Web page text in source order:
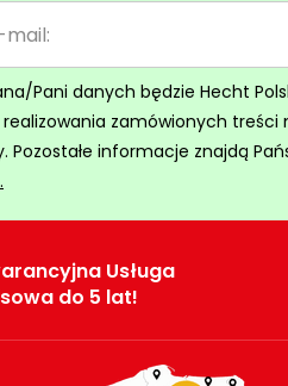
Pani danych będzie Hecht
zamówionych treści
Pozostałe informacje znajdą
Usługa
do 5 lat!